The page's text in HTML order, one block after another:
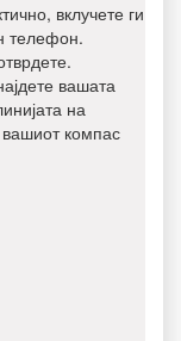
вклучете ги
телефон.
вашата
на
компас